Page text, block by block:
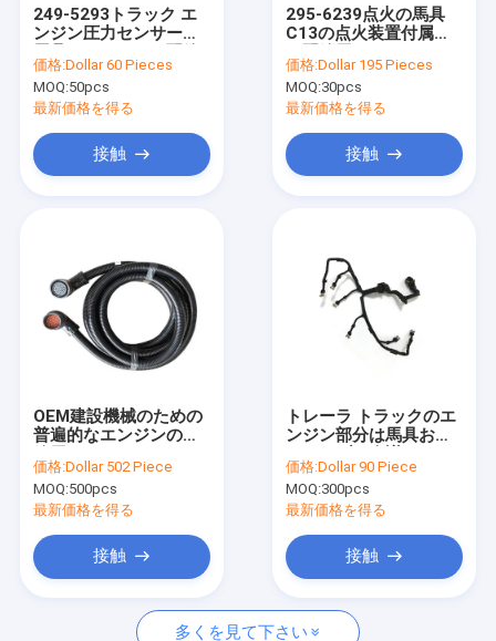
私達について
工場旅行
私達に連絡しなさい
ニュース
場合
249-5293トラック エ
ンジン圧力センサーの
用ハーネス
価格:Dollar 60 Pieces
MOQ:50pcs
最新価格を得る
接触
295-6239点火の馬具
C13の点火装置付属品
ラックで運ぶ
価格:Dollar 195 Pieces
MOQ:30pcs
最新価格を得る
接触
OEM建設機械のための
普遍的なエンジンの配
価格:Dollar 502 Piece
MOQ:500pcs
最新価格を得る
接触
トレーラ トラックのエ
ンジン部分は馬具およ
ヤーで縛る
価格:Dollar 90 Piece
MOQ:300pcs
最新価格を得る
接触
多くを見て下さい